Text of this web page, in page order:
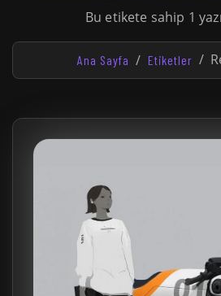
Bu etikete sahip 1
Ana Sayfa Etiketler